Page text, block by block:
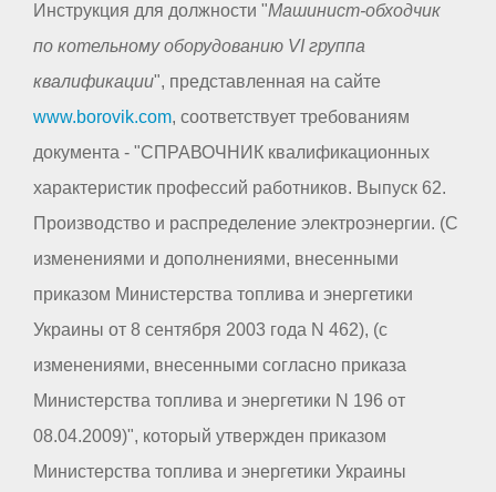
Инструкция для должности "Машинист-обходчик
по котельному оборудованию VI группа
квалификации", представленная на сайте
www.borovik.com, соответствует требованиям
документа - "СПРАВОЧНИК квалификационных
характеристик профессий работников. Выпуск 62.
Производство и распределение электроэнергии. (С
изменениями и дополнениями, внесенными
приказом Министерства топлива и энергетики
Украины от 8 сентября 2003 года N 462), (с
изменениями, внесенными согласно приказа
Министерства топлива и энергетики N 196 от
08.04.2009)", который утвержден приказом
Министерства топлива и энергетики Украины